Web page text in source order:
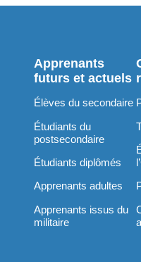
Apprenants
futurs et actuels
Élèves du secondaire
Étudiants du
postsecondaire
Étudiants diplômés
Apprenants adultes
Apprenants issus du
militaire